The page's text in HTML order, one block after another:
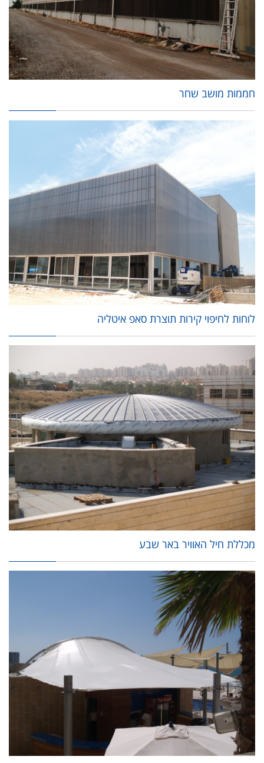
חממות מושב שחר
לוחות לחיפוי קירות תוצרת סאפ איטליה
מכללת חיל האוויר באר שבע